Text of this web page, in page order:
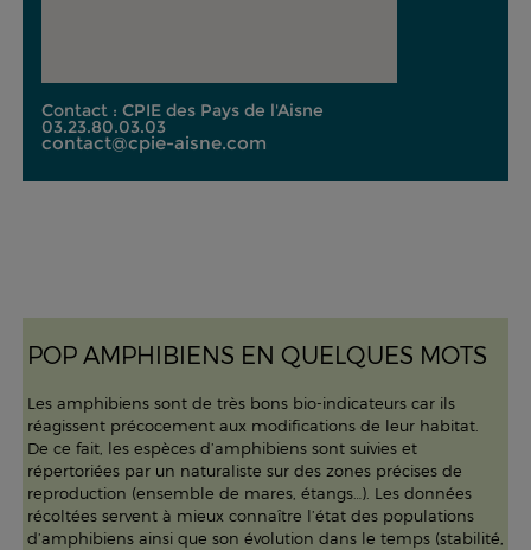
Contact : CPIE des Pays de l'Aisne
03.23.80.03.03
contact@cpie-aisne.com
POP AMPHIBIENS EN QUELQUES MOTS
Les amphibiens sont de très bons bio-indicateurs car ils
réagissent précocement aux modifications de leur habitat.
De ce fait, les espèces d’amphibiens sont suivies et
répertoriées par un naturaliste sur des zones précises de
reproduction (ensemble de mares, étangs…). Les données
récoltées servent à mieux connaître l’état des populations
d’amphibiens ainsi que son évolution dans le temps (stabilité,